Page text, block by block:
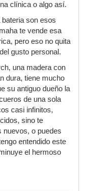
clínica o algo así.
son esos
te vende esa
pero eso no quita
gusto personal.
una madera con
dura, tiene mucho
su antiguo dueño la
de una sola
casi infinitos,
sino te
nuevos, o puedes
entendido este
el hermoso